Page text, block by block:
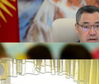
Иманалиев 2023-
Анда республика
тизмеги